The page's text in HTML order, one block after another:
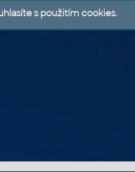
s použitím cookies.